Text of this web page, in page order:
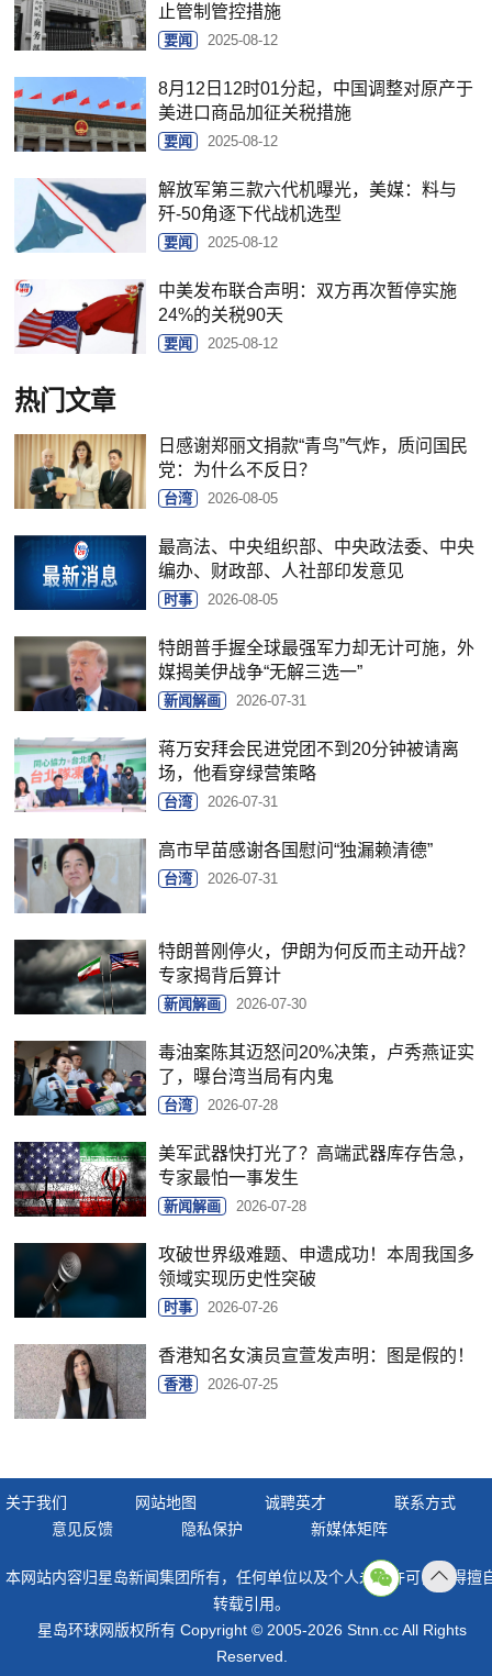
止管制管控措施
要闻 2025-08-12
8月12日12时01分起，中国调整对原产于
美进口商品加征关税措施
要闻 2025-08-12
解放军第三款六代机曝光，美媒：料与
歼-50角逐下代战机选型
要闻 2025-08-12
中美发布联合声明：双方再次暂停实施
24%的关税90天
要闻 2025-08-12
热门文章
日感谢郑丽文捐款“青鸟”气炸，质问国民
党：为什么不反日？
台湾 2026-08-05
最高法、中央组织部、中央政法委、中央
编办、财政部、人社部印发意见
时事 2026-08-05
特朗普手握全球最强军力却无计可施，外
媒揭美伊战争“无解三选一”
新闻解画 2026-07-31
蒋万安拜会民进党团不到20分钟被请离
场，他看穿绿营策略
台湾 2026-07-31
高市早苗感谢各国慰问“独漏赖清德”
台湾 2026-07-31
特朗普刚停火，伊朗为何反而主动开战？
专家揭背后算计
新闻解画 2026-07-30
毒油案陈其迈怒问20%决策，卢秀燕证实
了，曝台湾当局有内鬼
台湾 2026-07-28
美军武器快打光了？高端武器库存告急，
专家最怕一事发生
新闻解画 2026-07-28
攻破世界级难题、申遗成功！本周我国多
领域实现历史性突破
时事 2026-07-26
香港知名女演员宣萱发声明：图是假的！
香港 2026-07-25
关于我们 网站地图 诚聘英才
联系方式
意见反馈
隐私保护 新媒体矩阵
本网站内容归星岛新闻集团所有，任何单位以及个人未经许可，不得擅
转载引用。
星岛环球网版权所有 Copyright © 2005-2026 Stnn.cc All Rights
Reserved.
顶部